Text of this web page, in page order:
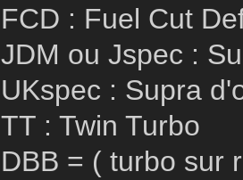
FCD : Fuel Cut
JDM ou Jspec :
UKspec : Supra
TT : Twin Turbo
DBB = ( turbo sur